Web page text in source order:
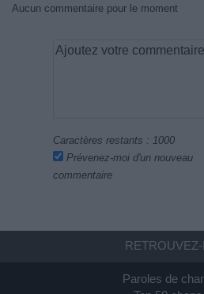
Aucun commentaire pour le moment
Caractères restants : 1000
Prévenez-moi d'un nouveau
commentaire
Paroles de